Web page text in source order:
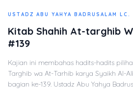
USTADZ ABU YAHYA BADRUSALAM LC.
Kitab Shahih At-targhib
#139
Kajian ini membahas hadits-hadits
Targhib wa At-Tarhib karya Syaikh Al-
bagian ke-139. Ustadz Abu Yahya